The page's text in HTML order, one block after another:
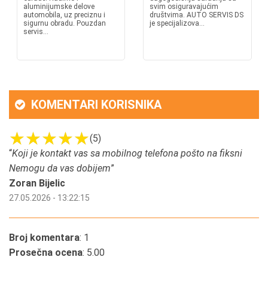
aluminijumske delove
automobila, uz preciznu i
sigurnu obradu. Pouzdan
servis...
svim osiguravajućim
društvima. AUTO SERVIS DS
je specijalizova...
KOMENTARI KORISNIKA
(5)
“Koji je kontakt vas sa mobilnog telefona pošto na fiksni
Nemogu da vas dobijem”
Zoran Bijelic
27.05.2026 - 13:22:15
Broj komentara: 1
Prosečna ocena: 5.00